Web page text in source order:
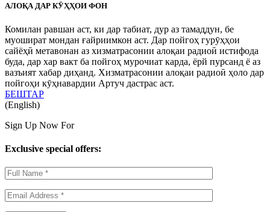
АЛОҚА ДАР КӮҲҲОИ ФОН
Комилан равшан аст, ки дар табиат, дур аз тамаддун, бе
муошират мондан ғайриимкон аст. Дар пойгоҳ гурӯҳҳои
сайёҳӣ метавонан аз хизматрасонии алоқаи радиоӣ истифода
буда, дар хар вакт ба пойгоҳ мурочиат карда, ёрй пурсанд ё аз
вазъият хабар диҳанд. Хизматрасонии алоқаи радиоӣ ҳоло дар
пойгоҳи кӯҳнавардии Артуч дастрас аст.
БЕШТАР
(English)
Sign Up Now For
Exclusive special offers: